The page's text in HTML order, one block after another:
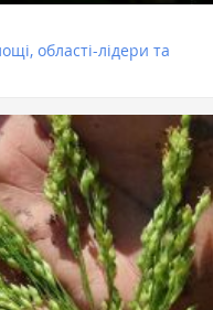
області-лідери та